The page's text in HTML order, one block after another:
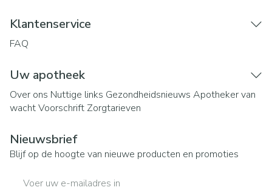
Klantenservice
FAQ
Uw apotheek
Over ons Nuttige links Gezondheidsnieuws Apotheker van
wachtVoorschrift Zorgtarieven
Nieuwsbrief
Blijf op de hoogte van nieuwe producten en promoties